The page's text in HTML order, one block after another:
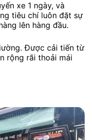
xe 1 ngày, và
tiêu chí luôn đặt sự
lên hàng đầu.
Được cải tiến từ
rộng rãi thoải mái